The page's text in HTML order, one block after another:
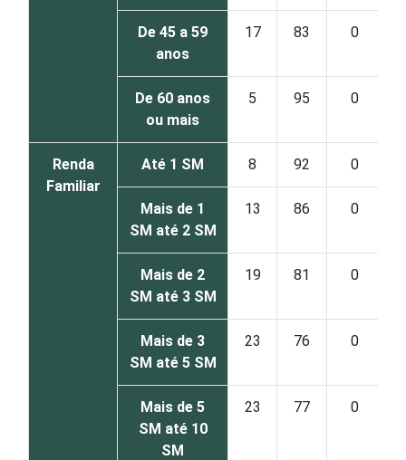
De 45 a 59
anos
17 83 0
De 60 anos
ou mais
5 95 0
Renda
Familiar
Até 1 SM 8 92 0
Mais de 1
SM até 2 SM
13 86 0
Mais de 2
SM até 3 SM
19 81 0
Mais de 3
SM até 5 SM
23 76 0
Mais de 5
SM até 10
SM
23 77 0